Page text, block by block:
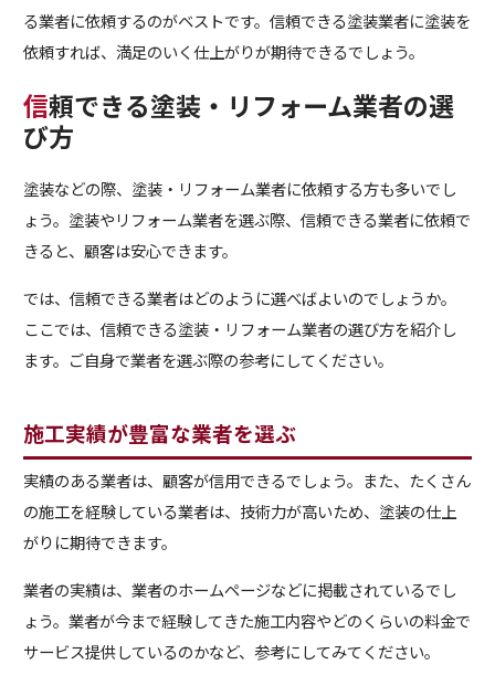
る業者に依頼するのがベストです。信頼できる塗装業者に塗装を
依頼すれば、満足のいく仕上がりが期待できるでしょう。
信頼できる塗装・リフォーム業者の選
び方
塗装などの際、塗装・リフォーム業者に依頼する方も多いでし
ょう。塗装やリフォーム業者を選ぶ際、信頼できる業者に依頼で
きると、顧客は安心できます。
では、信頼できる業者はどのように選べばよいのでしょうか。
ここでは、信頼できる塗装・リフォーム業者の選び方を紹介し
ます。ご自身で業者を選ぶ際の参考にしてください。
施工実績が豊富な業者を選ぶ
実績のある業者は、顧客が信用できるでしょう。また、たくさん
の施工を経験している業者は、技術力が高いため、塗装の仕上
がりに期待できます。
業者の実績は、業者のホームページなどに掲載されているでし
ょう。業者が今まで経験してきた施工内容やどのくらいの料金で
サービス提供しているのかなど、参考にしてみてください。